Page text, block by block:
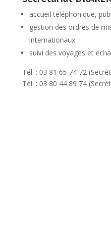
accueil téléphonique,
gestion des ordres de
internationaux
suivi des voyages et
Tél. : 03 81 65 74 72
Tél. : 03 80 44 89 74